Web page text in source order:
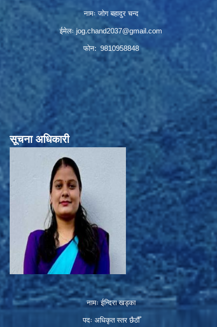
नामः जोग बहादुर चन्द
ईमेलः jog.chand2037@gmail.com
फोन: 9810958848
सूचना अधिकारी
नामः ईन्दिरा खड्का
पदः अधिकृत स्तर छैठौँ